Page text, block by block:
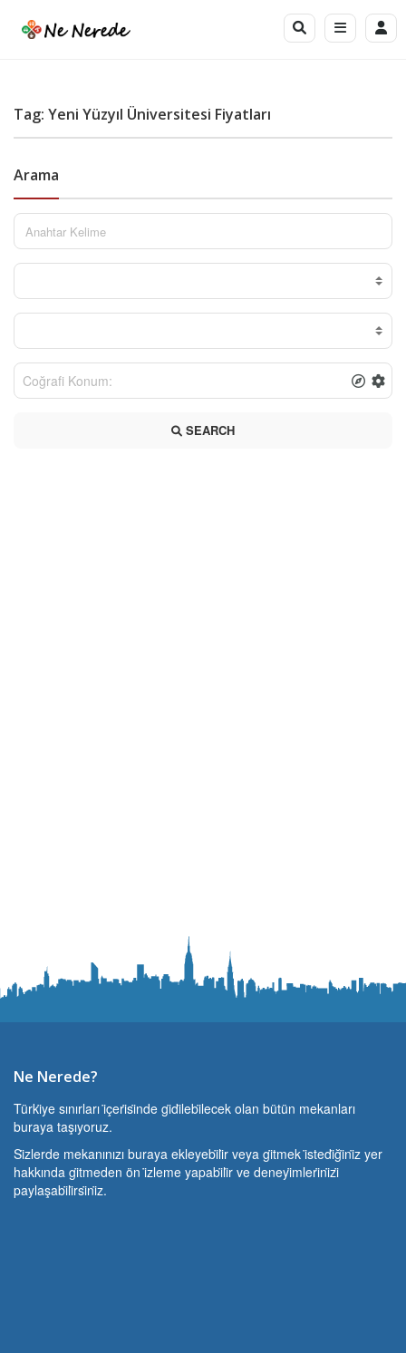
Tag: Yeni Yüzyıl Üniversitesi Fiyatları
Arama
SEARCH
Ne Nerede?
Türki̇ye sınırları i̇çeri̇si̇nde gi̇di̇lebi̇lecek olan bütün mekanları
buraya taşıyoruz.
Si̇zlerde mekanınızı buraya ekleyebi̇li̇r veya gi̇tmek i̇stedi̇ği̇ni̇z yer
hakkında gi̇tmeden ön i̇zleme yapabi̇li̇r ve deneyi̇mleri̇ni̇zi̇
paylaşabi̇li̇rsi̇ni̇z.